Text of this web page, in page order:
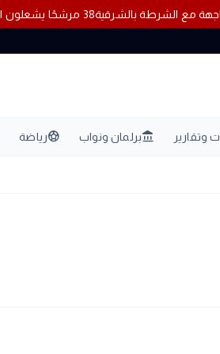
38 مرشحًا يشعلون انتخابات نادي ألعاب دمنهور..بعد غلق باب الترشح
وتقارير account_balanceبرلمان ونواب sports_soccerرياضة